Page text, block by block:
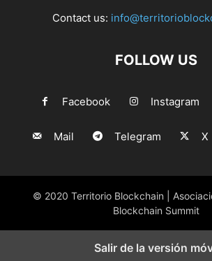
Contact us:
FOLLOW US
Facebook Instagram
Mail Telegram X
© 2020 Territorio Blockchain |
Blockchain Summit
Salir de la versión